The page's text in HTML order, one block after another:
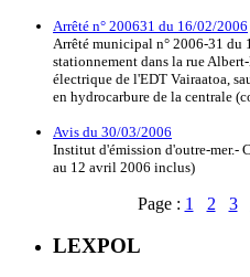
Arrêté n° 200631 du 16/02/2006
Arrêté municipal n° 2006-31 du
stationnement dans la rue
électrique de l'EDT Vairaatoa,
en hydrocarbure de la centrale
Avis du 30/03/2006
Institut d'émission d'outre-mer.-
au 12 avril 2006 inclus)
Page : 1 2 3
LEXPOL